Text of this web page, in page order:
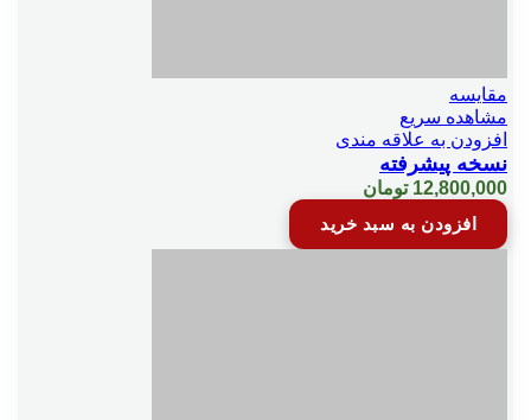
مقایسه
مشاهده سریع
افزودن به علاقه مندی
نسخه پیشرفته
12,800,000 تومان
افزودن به سبد خرید